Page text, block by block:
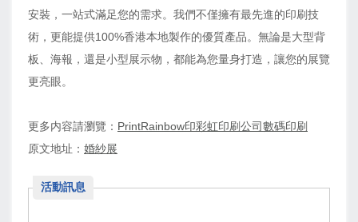
安裝，一站式滿足您的需求。我們不僅擁有最先進的印刷技
術，更能提供100%香港本地製作的優質產品。無論是大型背
板、海報，還是小型展示物，都能為您量身打造，讓您的展覽
更亮眼。
更多内容請瀏覽： PrintRainbow印彩虹印刷公司數碼印刷
原文地址： 婚紗展
活動訊息